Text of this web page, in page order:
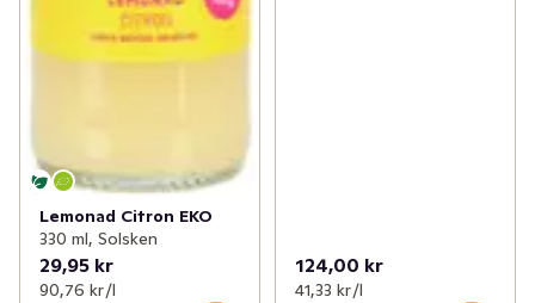
Lemonad Citron EKO
330 ml, Solsken
29,95 kr
90,76 kr /l
124,00 kr
41,33 kr /l